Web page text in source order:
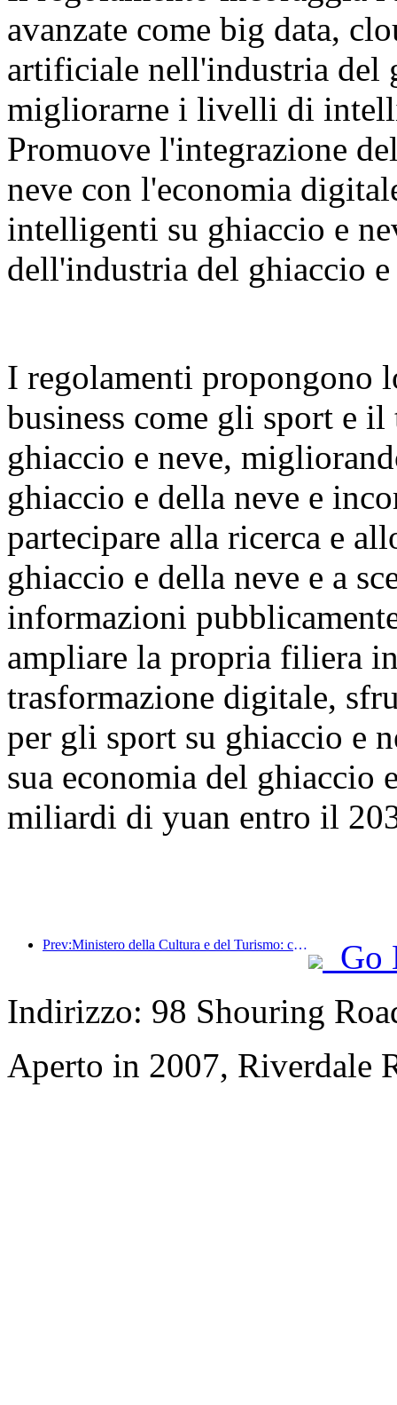
avanzate come big data,
artificiale nell'industria del
migliorarne i livelli di
Promuove l'integrazione
neve con l'economia
intelligenti su ghiaccio e
dell'industria del ghiaccio
I regolamenti
business come gli sport e
ghiaccio e neve,
ghiaccio e della neve e
partecipare alla ricerca e
ghiaccio e della neve e a
informazioni
ampliare la propria filiera
trasformazione digitale,
per gli sport su ghiaccio e
sua economia del ghiaccio
miliardi di yuan entro il
Prev:Ministero della Cultura e del Turismo: concentrarsi sia sull'offerta che sulla domanda per orientare le attività di consumo e i viaggi culturali e turistici.
Go
Indirizzo: 98 Shouring
Aperto in 2007, Riverdale